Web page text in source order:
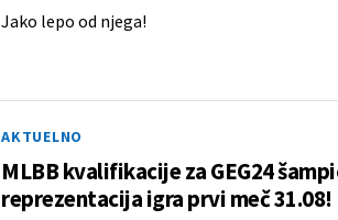
Jako lepo od njega!
AKTUELNO
MLBB kvalifikacije za GEG24
reprezentacija igra prvi meč 31.08!